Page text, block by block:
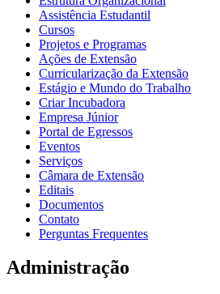
Assistência Estudantil
Cursos
Projetos e Programas
Ações de Extensão
Curricularização da Extensão
Estágio e Mundo do Trabalho
Criar Incubadora
Empresa Júnior
Portal de Egressos
Eventos
Serviços
Câmara de Extensão
Editais
Documentos
Contato
Perguntas Frequentes
Administração